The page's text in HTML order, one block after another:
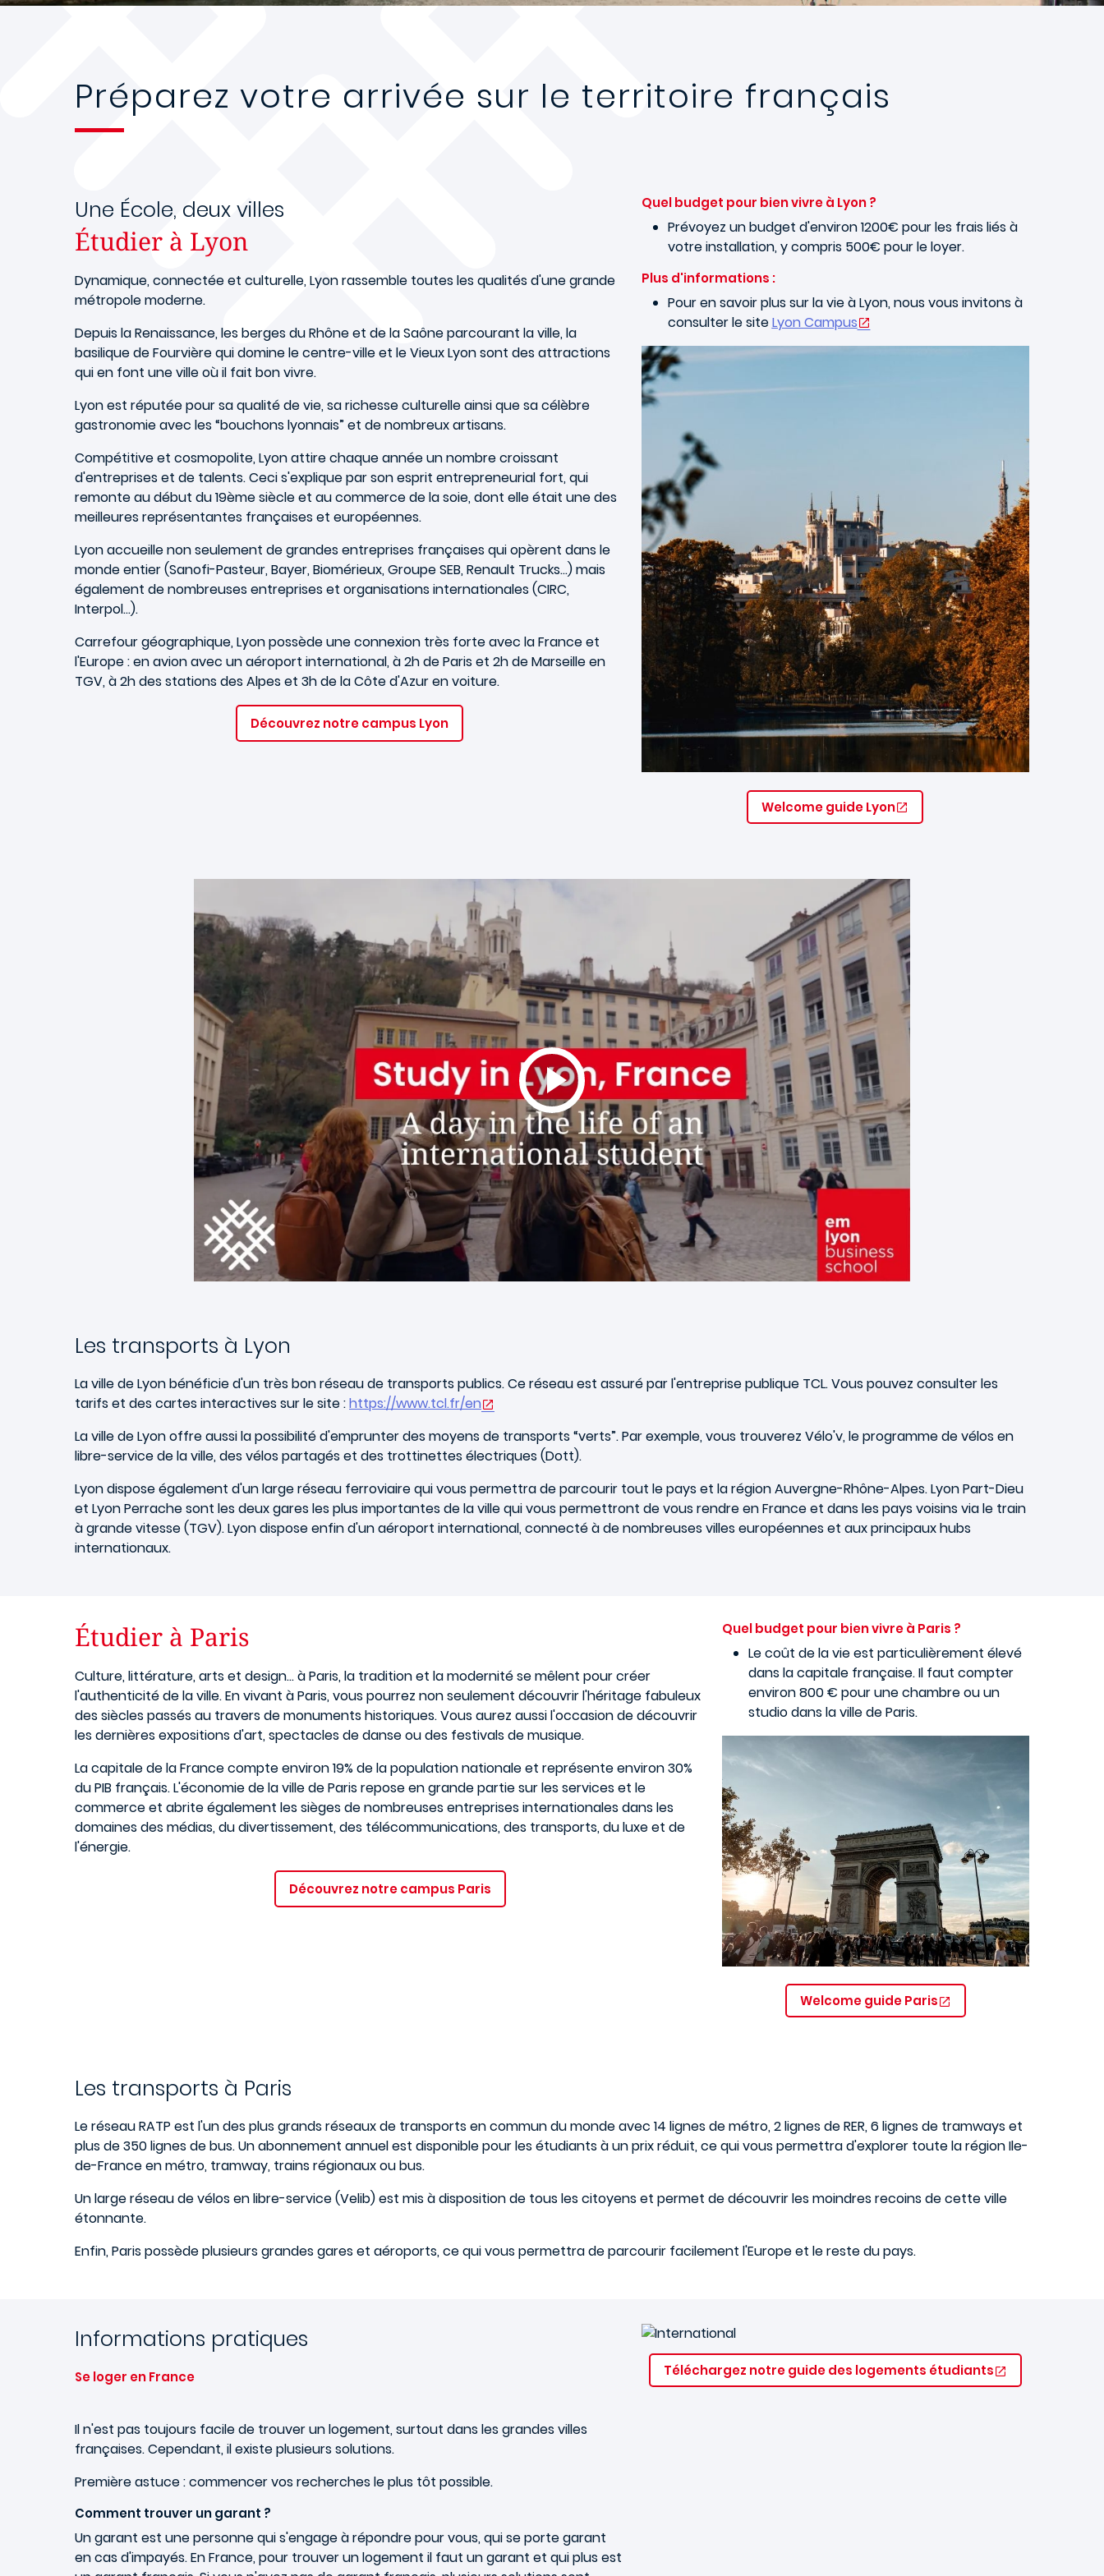
Préparez votre arrivée sur le territoire français
Une École, deux villes
Étudier à Lyon
Dynamique, connectée et culturelle, Lyon rassemble toutes les qualités d'une grande
métropole moderne.
Depuis la Renaissance, les berges du Rhône et de la Saône parcourant la ville, la
basilique de Fourvière qui domine le centre-ville et le Vieux Lyon sont des attractions
qui en font une ville où il fait bon vivre.
Lyon est réputée pour sa qualité de vie, sa richesse culturelle ainsi que sa célèbre
gastronomie avec les “bouchons lyonnais” et de nombreux artisans.
Compétitive et cosmopolite, Lyon attire chaque année un nombre croissant
d'entreprises et de talents. Ceci s'explique par son esprit entrepreneurial fort, qui
remonte au début du 19ème siècle et au commerce de la soie, dont elle était une des
meilleures représentantes françaises et européennes.
Lyon accueille non seulement de grandes entreprises françaises qui opèrent dans le
monde entier (Sanofi-Pasteur, Bayer, Biomérieux, Groupe SEB, Renault Trucks...) mais
également de nombreuses entreprises et organisations internationales (CIRC,
Interpol...).
Carrefour géographique, Lyon possède une connexion très forte avec la France et
l'Europe : en avion avec un aéroport international, à 2h de Paris et 2h de Marseille en
TGV, à 2h des stations des Alpes et 3h de la Côte d'Azur en voiture.
Découvrez notre campus Lyon
Quel budget pour bien vivre à Lyon ?
Prévoyez un budget d'environ 1200€ pour les frais liés à
votre installation, y compris 500€ pour le loyer.
Plus d'informations :
Pour en savoir plus sur la vie à Lyon, nous vous invitons à
consulter le siteLyon Campus
Welcome guide Lyon
Les transports à Lyon
La ville de Lyon bénéficie d'un très bon réseau de transports publics. Ce réseau est assuré par l'entreprise publique TCL. Vous pouvez consulter les
tarifs et des cartes interactives sur le site :https://www.tcl.fr/en
La ville de Lyon offre aussi la possibilité d'emprunter des moyens de transports “verts”. Par exemple, vous trouverez Vélo'v, le programme de vélos en
libre-service de la ville, des vélos partagés et des trottinettes électriques (Dott).
Lyon dispose également d'un large réseau ferroviaire qui vous permettra de parcourir tout le pays et la région Auvergne-Rhône-Alpes. Lyon Part-Dieu
et Lyon Perrache sont les deux gares les plus importantes de la ville qui vous permettront de vous rendre en France et dans les pays voisins via le train
à grande vitesse (TGV). Lyon dispose enfin d'un aéroport international, connecté à de nombreuses villes européennes et aux principaux hubs
internationaux.
Étudier à Paris
Culture, littérature, arts et design... à Paris, la tradition et la modernité se mêlent pour créer
l'authenticité de la ville. En vivant à Paris, vous pourrez non seulement découvrir l'héritage fabuleux
des siècles passés au travers de monuments historiques. Vous aurez aussi l'occasion de découvrir
les dernières expositions d'art, spectacles de danse ou des festivals de musique.
La capitale de la France compte environ 19% de la population nationale et représente environ 30%
du PIB français. L'économie de la ville de Paris repose en grande partie sur les services et le
commerce et abrite également les sièges de nombreuses entreprises internationales dans les
domaines des médias, du divertissement, des télécommunications, des transports, du luxe et de
l'énergie.
Découvrez notre campus Paris
Quel budget pour bien vivre à Paris ?
Le coût de la vie est particulièrement élevé
dans la capitale française. Il faut compter
environ 800 € pour une chambre ou un
studio dans la ville de Paris.
Welcome guide Paris
Les transports à Paris
Le réseau RATP est l'un des plus grands réseaux de transports en commun du monde avec 14 lignes de métro, 2 lignes de RER, 6 lignes de tramways et
plus de 350 lignes de bus. Un abonnement annuel est disponible pour les étudiants à un prix réduit, ce qui vous permettra d'explorer toute la région Ile-
de-France en métro, tramway, trains régionaux ou bus.
Un large réseau de vélos en libre-service (Velib) est mis à disposition de tous les citoyens et permet de découvrir les moindres recoins de cette ville
étonnante.
Enfin, Paris possède plusieurs grandes gares et aéroports, ce qui vous permettra de parcourir facilement l'Europe et le reste du pays.
Informations pratiques
Se loger en France
Il n'est pas toujours facile de trouver un logement, surtout dans les grandes villes
françaises. Cependant, il existe plusieurs solutions.
Première astuce : commencer vos recherches le plus tôt possible.
Comment trouver un garant ?
Un garant est une personne qui s'engage à répondre pour vous, qui se porte garant
en cas d'impayés. En France, pour trouver un logement il faut un garant et qui plus est
Téléchargez notre guide des logements étudiants